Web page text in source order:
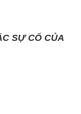
SỰ CỐ CỦA